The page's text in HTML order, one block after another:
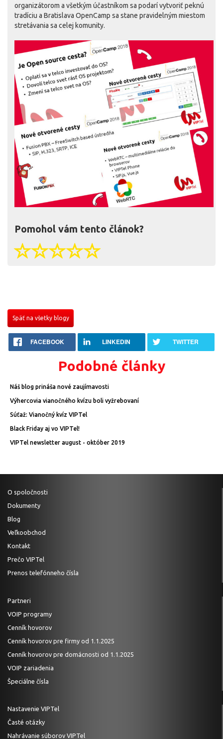
organizátorom a všetkým účastníkom sa podarí vytvoriť peknú
tradíciu a Bratislava OpenCamp sa stane pravidelným miestom
stretávania sa celej komunity.
Pomohol vám tento článok?
Späť na všetky blogy
FACEBOOK LINKEDIN TWITTER
Podobné články
Náš blog prináša nové zaujímavosti
Výhercovia vianočného kvízu boli vyžrebovaní
Súťaž: Vianočný kvíz VIPTel
Black Friday aj vo VIPTel!
VIPTel newsletter august - október 2019
O spoločnosti
Dokumenty
Blog
Veľkoobchod
Kontakt
Prečo VIPTel
Prenos telefónneho čísla
Partneri
VOIP programy
Cenník hovorov
Cenník hovorov pre firmy od 1.1.2025
Cenník hovorov pre domácnosti od 1.1.2025
VOIP zariadenia
Špeciálne čísla
Nastavenie VIPTel
Časté otázky
Nahrávanie súborov VIPTel